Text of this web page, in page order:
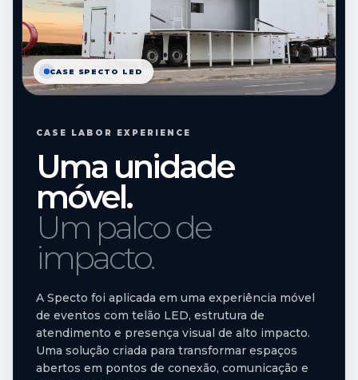
CASE SPECTO LED
CASE LABOR EXPERIENCE
Uma unidade
móvel.
Um palco de
impacto.
A Specto foi aplicada em uma experiência móvel
de eventos com telão LED, estrutura de
atendimento e presença visual de alto impacto.
Uma solução criada para transformar espaços
abertos em pontos de conexão, comunicação e